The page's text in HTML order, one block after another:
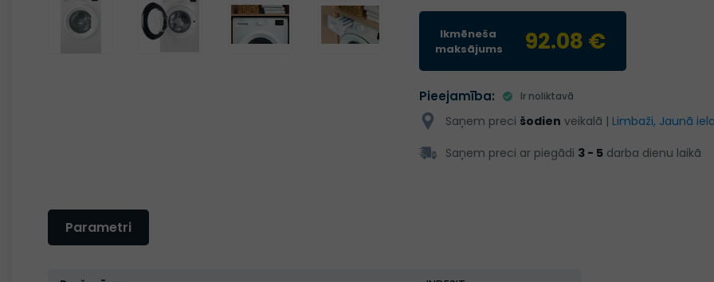
Ikmēneša
maksājums
92.08 €
Pieejamība: Ir noliktavā
Saņem preci šodien veikalā | Limbaži, Jaunā iela
Saņem preci ar piegādi 3 - 5 darba dienu laikā
Parametri